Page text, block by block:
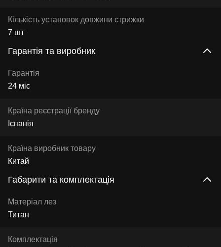
Кількість установок довжини стрижки
7 шт
Гарантія та виробник
Гарантія
24 міс
Країна реєстрації бренду
Іспанія
Країна виробник товару
Китай
Габарити та комплектація
Матеріал лез
Титан
Комплектація